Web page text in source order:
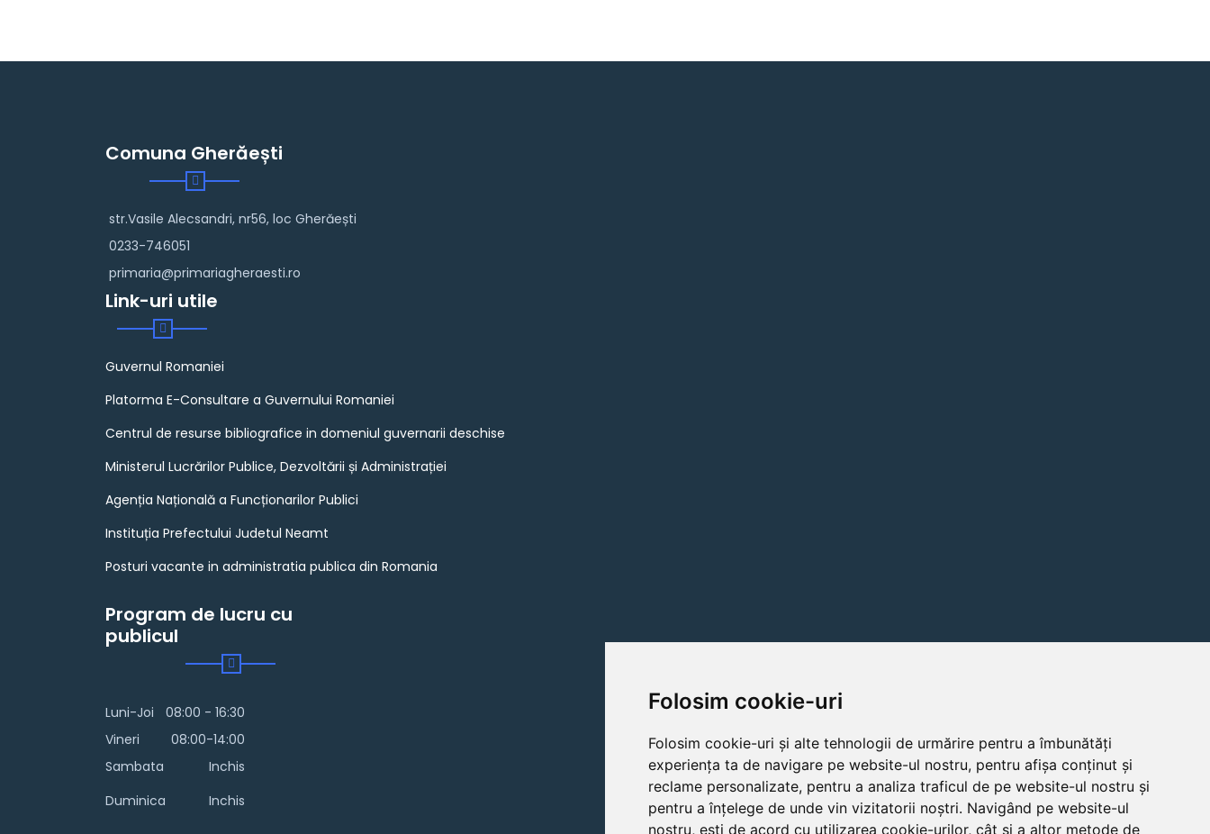
Folosim cookie-uri
Folosim cookie-uri și alte tehnologii de urmărire pentru a îmbunătăți
experiența ta de navigare pe website-ul nostru, pentru afișa conținut și
reclame personalizate, pentru a analiza traficul de pe website-ul nostru și
pentru a înțelege de unde vin vizitatorii noștri. Navigând pe website-ul
nostru, ești de acord cu utilizarea cookie-urilor, cât și a altor metode de
Comuna Gherăești
str.Vasile Alecsandri, nr56, loc Gherăești
0233-746051
primaria@primariagheraesti.ro
Link-uri utile
Guvernul Romaniei
Platorma E-Consultare a Guvernului Romaniei
Centrul de resurse bibliografice in domeniul guvernarii deschise
Ministerul Lucrărilor Publice, Dezvoltării și Administrației
Agenția Națională a Funcționarilor Publici
Instituția Prefectului Judetul Neamt
Posturi vacante in administratia publica din Romania
Program de lucru cu
publicul
Luni-Joi
08:00 - 16:30
Vineri
08:00-14:00
Sambata
Inchis
Duminica
Inchis